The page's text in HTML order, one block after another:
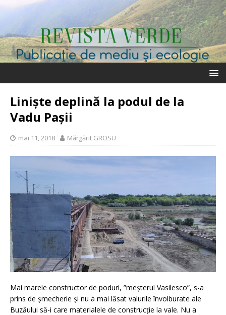
Liniște deplină la podul de la
Vadu Pașii
mai 11, 2018 Mărgărit GROSU
Mai marele constructor de poduri, ”meșterul Vasilesco”, s-a
prins de șmecherie și nu a mai lăsat valurile învolburate ale
Buzăului să-i care materialele de construcție la vale. Nu a